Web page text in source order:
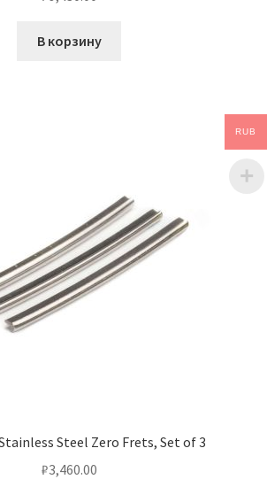
В корзину
Steel Zero Frets, Set of 3
₽3,460.00
RUB